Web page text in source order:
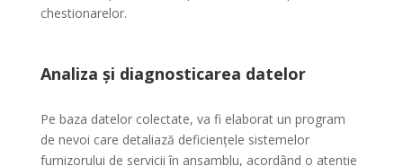
chestionarelor.
Analiza și diagnosticarea datelor
Pe baza datelor colectate, va fi elaborat un program
de nevoi care detaliază deficiențele sistemelor
furnizorului de servicii în ansamblu, acordând o atenție